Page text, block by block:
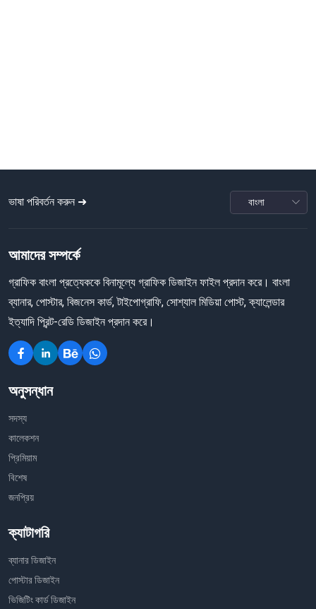
ভাষা পরিবর্তন করুন ➜
আমাদের সম্পর্কে
গ্রাফিক বাংলা প্রত্যেককে বিনামূল্যে গ্রাফিক ডিজাইন ফাইল প্রদান করে। বাংলা
ব্যানার, পোস্টার, বিজনেস কার্ড, টাইপোগ্রাফি, সোশ্যাল মিডিয়া পোস্ট, ক্যালেন্ডার
ইত্যাদি প্রিন্ট-রেডি ডিজাইন প্রদান করে।
অনুসন্ধান
সদস্য
কালেকশন
প্রিমিয়াম
বিশেষ
জনপ্রিয়
ক্যাটাগরি
ব্যানার ডিজাইন
পোস্টার ডিজাইন
ভিজিটিং কার্ড ডিজাইন